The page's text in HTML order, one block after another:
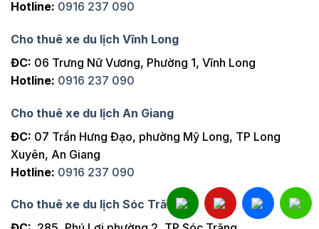
Hotline: 0916 237 090
Cho thuê xe du lịch Vĩnh Long
ĐC: 06 Trưng Nữ Vương, Phường 1, Vĩnh Long
Hotline: 0916 237 090
Cho thuê xe du lịch An Giang
ĐC: 07 Trần Hưng Đạo, phường Mỹ Long, TP Long
Xuyên, An Giang
Hotline: 0916 237 090
Cho thuê xe du lịch Sóc Trăng